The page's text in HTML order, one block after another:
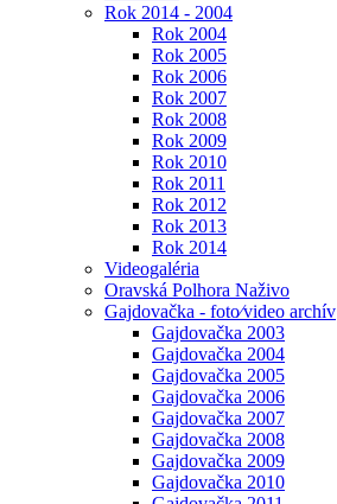
Rok 2014 - 2004
Rok 2004
Rok 2005
Rok 2006
Rok 2007
Rok 2008
Rok 2009
Rok 2010
Rok 2011
Rok 2012
Rok 2013
Rok 2014
Videogaléria
Oravská Polhora Naživo
Gajdovačka - foto⁄video archív
Gajdovačka 2003
Gajdovačka 2004
Gajdovačka 2005
Gajdovačka 2006
Gajdovačka 2007
Gajdovačka 2008
Gajdovačka 2009
Gajdovačka 2010